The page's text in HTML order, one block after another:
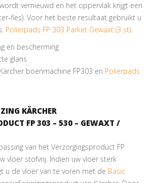
vernieuwd en het oppervlak krijgt een
fles). Voor het beste resultaat gebruikt u
Polierpads FP 303 Parket Gewaxt (3 st).
en bescherming
glans
boenmachine FP303 en Polierpads
KÄRCHER
FP 303 – 530 – GEWAXT /
van het Verzorgingsproduct FP
vloer stofvrij. Indien uw vloer sterk
u de vloer van te voren met de Basic